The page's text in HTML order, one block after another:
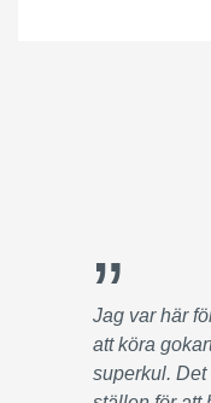
”
Jag var här
att köra
superkul. Det